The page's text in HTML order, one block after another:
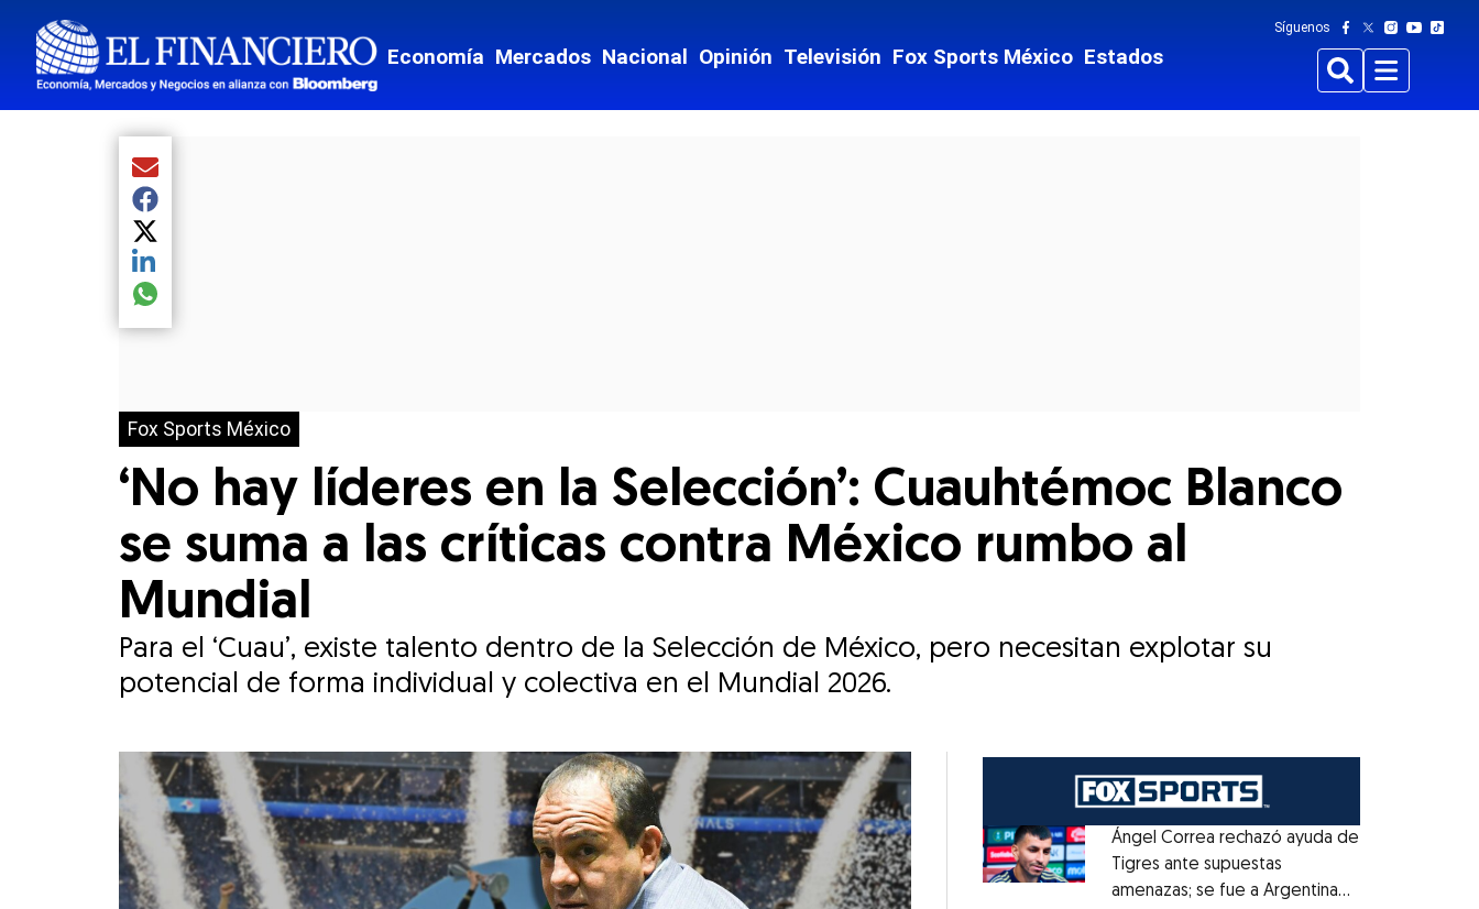
Economía Mercados Nacional Opinión Televisión Fox Sports México Estados
Síguenos
BuscarMenu
Fox Sports México
‘No hay líderes en la Selección’: Cuauhtémoc Blanco
se suma a las críticas contra México rumbo al
Mundial
Para el ‘Cuau’, existe talento dentro de la Selección de México, pero necesitan explotar su
potencial de forma individual y colectiva en el Mundial 2026.
Compartir el artículo actual mediante Email
Compartir el artículo actual mediante Facebook
Compartir el artículo actual mediante Twitter
Compartir el artículo actual mediante LinkedIn
Compartir el artículo actual mediante global.social-whatsapp
Opens in new window
Ángel Correa rechazó ayuda de
Tigres ante supuestas
amenazas; se fue a Argentina